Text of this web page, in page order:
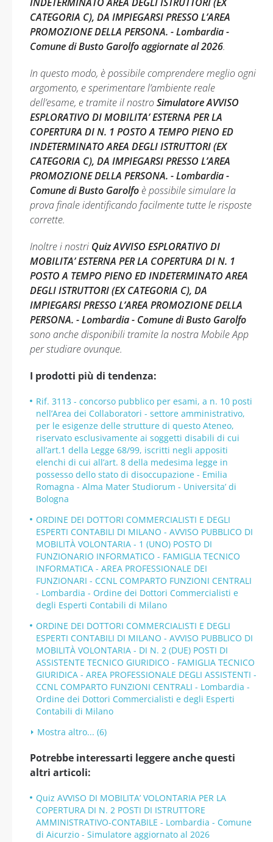
CATEGORIA C), DA IMPIEGARSI PRESSO L’AREA
PROMOZIONE DELLA PERSONA. - Lombardia -
Comune di Busto Garolfo aggiornate al 2026.
In questo modo, è possibile comprendere meglio ogni
argomento, e sperimentare l’ambiente reale
dell’esame, e tramite il nostroSimulatore AVVISO
ESPLORATIVO DI MOBILITA’ ESTERNA PER LA
COPERTURA DI N. 1 POSTO A TEMPO PIENO ED
INDETERMINATO AREA DEGLI ISTRUTTORI (EX
CATEGORIA C), DA IMPIEGARSI PRESSO L’AREA
PROMOZIONE DELLA PERSONA. - Lombardia -
Comune di Busto Garolfo è possibile simulare la
prova finale identificando facilmente tutte le risposte
corrette.
Inoltre i nostri Quiz AVVISO ESPLORATIVO DI
MOBILITA’ ESTERNA PER LA COPERTURA DI N. 1
POSTO A TEMPO PIENO ED INDETERMINATO AREA
DEGLI ISTRUTTORI (EX CATEGORIA C), DA
IMPIEGARSI PRESSO L’AREA PROMOZIONE DELLA
PERSONA. - Lombardia - Comune di Busto Garolfo
sono anche disponibili tramite la nostra Mobile App
per studiare ovunque.
I prodotti più di tendenza:
Rif. 3113 - concorso pubblico per esami, a n. 10 posti
nell’Area dei Collaboratori - settore amministrativo,
per le esigenze delle strutture di questo Ateneo,
riservato esclusivamente ai soggetti disabili di cui
all’art.1 della Legge 68/99, iscritti negli appositi
elenchi di cui all’art. 8 della medesima legge in
possesso dello stato di disoccupazione - Emilia
Romagna - Alma Mater Studiorum - Universita’ di
Bologna
ORDINE DEI DOTTORI COMMERCIALISTI E DEGLI
ESPERTI CONTABILI DI MILANO - AVVISO PUBBLICO DI
MOBILITÀ VOLONTARIA - 1 (UNO) POSTO DI
FUNZIONARIO INFORMATICO - FAMIGLIA TECNICO
INFORMATICA - AREA PROFESSIONALE DEI
FUNZIONARI - CCNL COMPARTO FUNZIONI CENTRALI
- Lombardia - Ordine dei Dottori Commercialisti e
degli Esperti Contabili di Milano
ORDINE DEI DOTTORI COMMERCIALISTI E DEGLI
ESPERTI CONTABILI DI MILANO - AVVISO PUBBLICO DI
MOBILITÀ VOLONTARIA - DI N. 2 (DUE) POSTI DI
ASSISTENTE TECNICO GIURIDICO - FAMIGLIA TECNICO
GIURIDICA - AREA PROFESSIONALE DEGLI ASSISTENTI -
CCNL COMPARTO FUNZIONI CENTRALI - Lombardia -
Ordine dei Dottori Commercialisti e degli Esperti
Contabili di Milano
Mostra altro... (6)
Potrebbe interessarti leggere anche questi
altri articoli:
Quiz AVVISO DI MOBILITA’ VOLONTARIA PER LA
COPERTURA DI N. 2 POSTI DI ISTRUTTORE
AMMINISTRATIVO-CONTABILE - Lombardia - Comune
di Aicurzio - Simulatore aggiornato al 2026